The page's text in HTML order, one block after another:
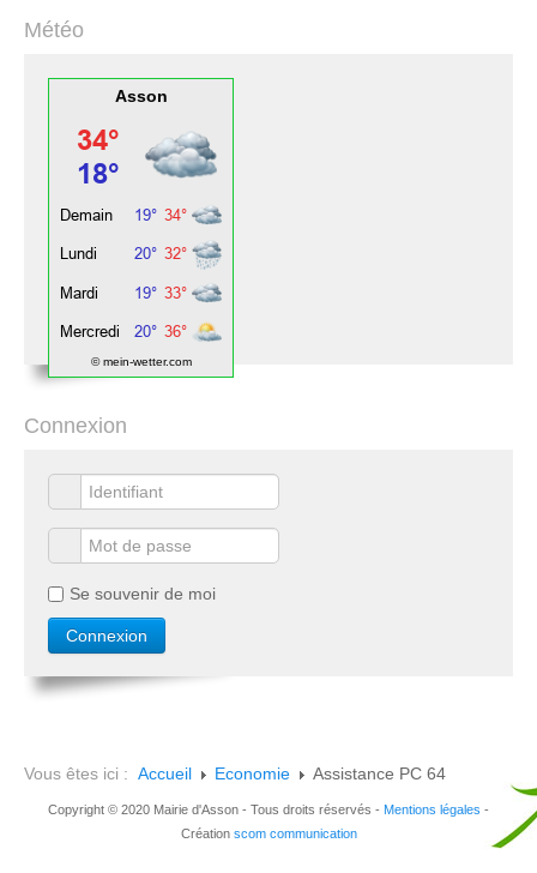
Météo
Asson
© mein-wetter.com
Connexion
Se souvenir de moi
Vous êtes ici : Accueil Economie Assistance PC 64
Copyright © 2020 Mairie d'Asson - Tous droits réservés - Mentions légales -
Création scom communication